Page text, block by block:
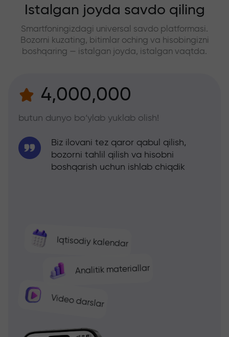
Istalgan joyda savdo qiling
Smartfoningizdagi universal savdo platformasi.
Bozorni kuzating, bitimlar oching va hisobingizni
boshqaring — istalgan joyda, istalgan vaqtda.
4,000,000
butun dunyo bo‘ylab yuklab olish!
Iqtisodiy kalendar
Analitik materiallar
Video darslar
Biz ilovani tez qaror qabul qilish,
bozorni tahlil qilish va hisobni
boshqarish uchun ishlab chiqdik